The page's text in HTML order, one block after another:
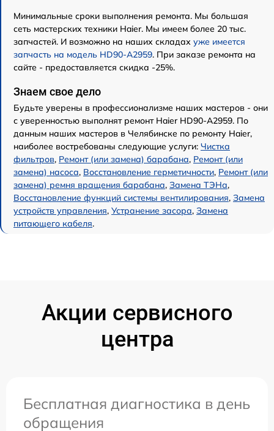
Минимальные сроки выполнения ремонта. Мы большая
сеть мастерских техники Haier. Мы имеем более 20 тыс.
запчастей. И возможно на наших складах уже имеется
запчасть на модель HD90-A2959. При заказе ремонта на
сайте - предоставляется скидка -25%.
Знаем свое дело
Будьте уверены в профессионализме наших мастеров - они
с уверенностью выполнят ремонт Haier HD90-A2959. По
данным наших мастеров в Челябинске по ремонту Haier,
наиболее востребованы следующие услуги: Чистка
фильтров, Ремонт (или замена) барабана, Ремонт (или
замена) насоса, Восстановление герметичности, Ремонт (или
замена) ремня вращения барабана, Замена ТЭНа,
Восстановление функций системы вентилирования, Замена
устройств управления, Устранение засора, Замена
питающего кабеля.
Акции сервисного
центра
Бесплатная диагностика в день
обращения